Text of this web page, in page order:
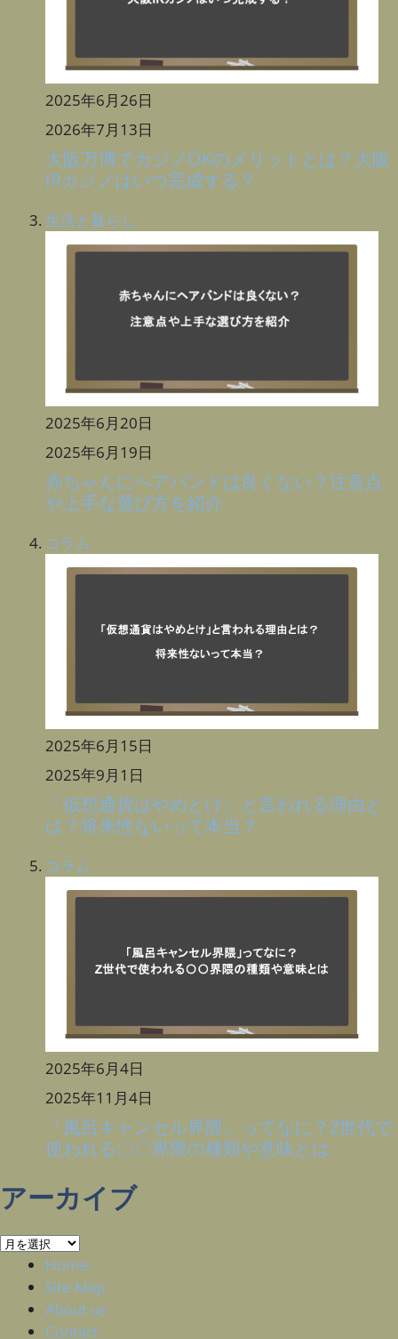
2025年6月26日
2026年7月13日
大阪万博でカジノOKのメリットとは？大阪
IRカジノはいつ完成する？
生活と暮らし
2025年6月20日
2025年6月19日
赤ちゃんにヘアバンドは良くない？注意点
や上手な選び方を紹介
コラム
2025年6月15日
2025年9月1日
「仮想通貨はやめとけ」と言われる理由と
は？将来性ないって本当？
コラム
2025年6月4日
2025年11月4日
「風呂キャンセル界隈」ってなに？Z世代で
使われる〇〇界隈の種類や意味とは
アーカイブ
ア
Home
Site Map
About us
Contact